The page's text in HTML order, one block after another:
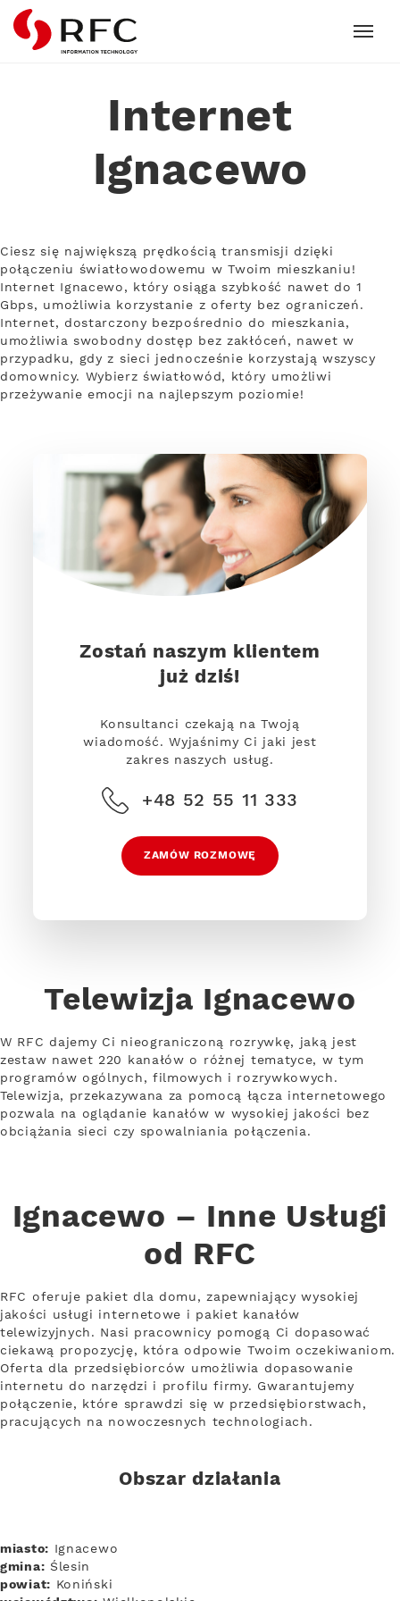
RFC
Internet
Ignacewo
Ciesz się największą prędkością transmisji dzięki
połączeniu światłowodowemu w Twoim mieszkaniu!
Internet Ignacewo, który osiąga szybkość nawet do 1
Gbps, umożliwia korzystanie z oferty bez ograniczeń.
Internet, dostarczony bezpośrednio do mieszkania,
umożliwia swobodny dostęp bez zakłóceń, nawet w
przypadku, gdy z sieci jednocześnie korzystają wszyscy
domownicy. Wybierz światłowód, który umożliwi
przeżywanie emocji na najlepszym poziomie!
Zostań naszym klientem
już dziś!
Konsultanci czekają na Twoją
wiadomość. Wyjaśnimy Ci jaki jest
zakres naszych usług.
+48 52 55 11 333
ZAMÓW ROZMOWĘ
Telewizja Ignacewo
W RFC dajemy Ci nieograniczoną rozrywkę, jaką jest
zestaw nawet 220 kanałów o różnej tematyce, w tym
programów ogólnych, filmowych i rozrywkowych.
Telewizja, przekazywana za pomocą łącza internetowego
pozwala na oglądanie kanałów w wysokiej jakości bez
obciążania sieci czy spowalniania połączenia.
Ignacewo – Inne Usługi
od RFC
RFC oferuje pakiet dla domu, zapewniający wysokiej
jakości usługi internetowe i pakiet kanałów
telewizyjnych. Nasi pracownicy pomogą Ci dopasować
ciekawą propozycję, która odpowie Twoim oczekiwaniom.
Oferta dla przedsiębiorców umożliwia dopasowanie
internetu do narzędzi i profilu firmy. Gwarantujemy
połączenie, które sprawdzi się w przedsiębiorstwach,
pracujących na nowoczesnych technologiach.
Obszar działania
miasto: Ignacewo
gmina: Ślesin
powiat: Koniński